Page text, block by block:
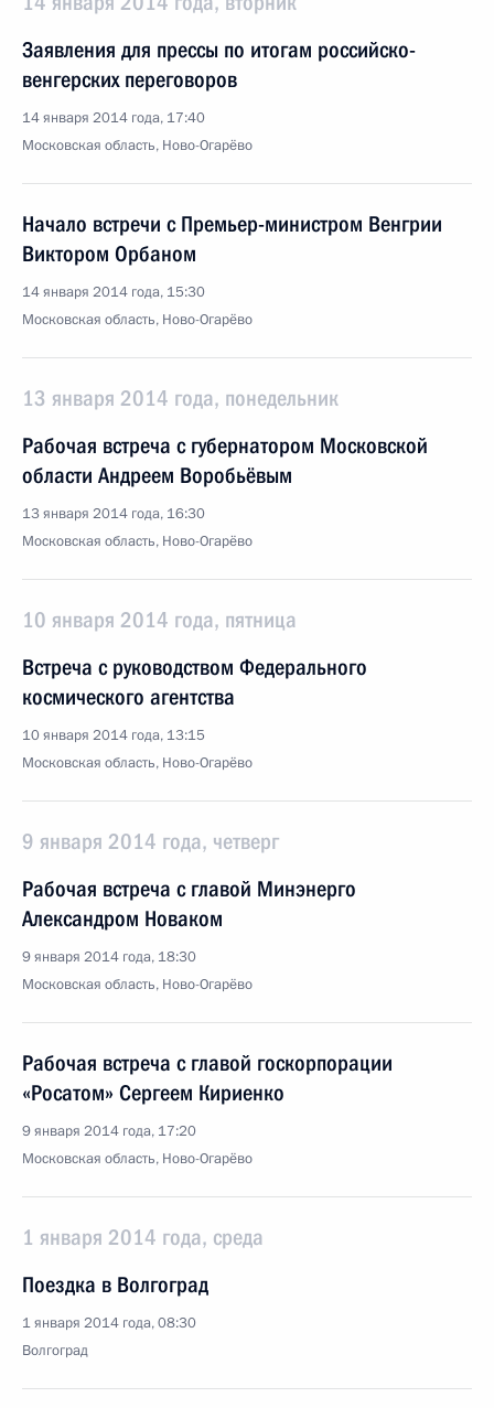
Заявления для прессы по итогам российско-
венгерских переговоров
14 января 2014 года, 17:40
Московская область, Ново-Огарёво
Начало встречи с Премьер-министром Венгрии
Виктором Орбаном
14 января 2014 года, 15:30
Московская область, Ново-Огарёво
13 января 2014 года, понедельник
Рабочая встреча с губернатором Московской
области Андреем Воробьёвым
13 января 2014 года, 16:30
Московская область, Ново-Огарёво
10 января 2014 года, пятница
Встреча с руководством Федерального
космического агентства
10 января 2014 года, 13:15
Московская область, Ново-Огарёво
9 января 2014 года, четверг
Рабочая встреча с главой Минэнерго
Александром Новаком
9 января 2014 года, 18:30
Московская область, Ново-Огарёво
Рабочая встреча с главой госкорпорации
«Росатом» Сергеем Кириенко
9 января 2014 года, 17:20
Московская область, Ново-Огарёво
1 января 2014 года, среда
Поездка в Волгоград
1 января 2014 года, 08:30
Волгоград